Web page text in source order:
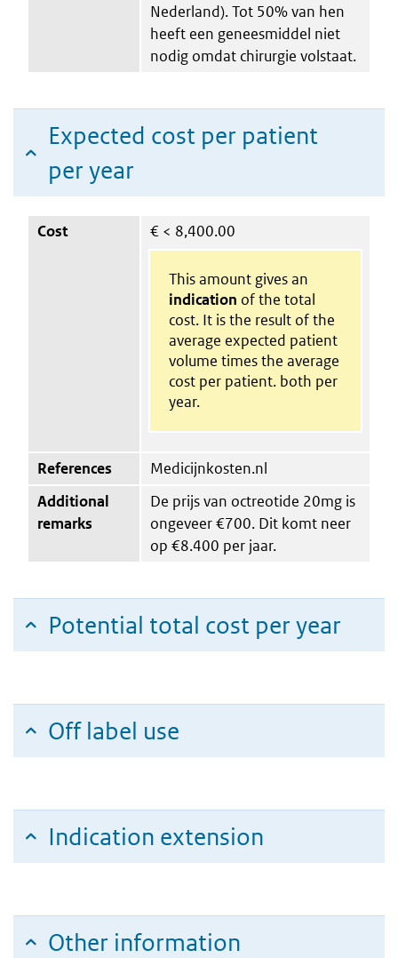
Nederland). Tot 50% van hen
heeft een geneesmiddel niet
nodig omdat chirurgie volstaat.
Expected cost per patient
per year
Cost € < 8,400.00
This amount gives an
indication of the total
cost. It is the result of the
average expected patient
volume times the average
cost per patient. both per
year.
References
Medicijnkosten.nl
Additional
remarks
De prijs van octreotide 20mg is
ongeveer €700. Dit komt neer
op €8.400 per jaar.
Potential total cost per year
Off label use
Indication extension
Other information